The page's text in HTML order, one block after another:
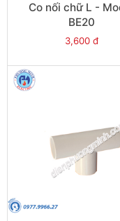
Co nối chữ L -
BE20
3,600 đ